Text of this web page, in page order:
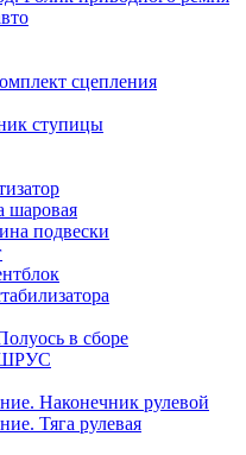
сцепления
ступицы
шаровая
подвески
в сборе
ШРУС
Наконечник рулевой
Тяга рулевая